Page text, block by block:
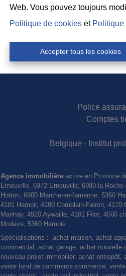
Web. Vous pouvez toujours
Politique de cookies et
Accepter tous les cookies
Police
Comptes
Belgique - Institut
Agence immobilière active en Province
Erneuville, 6972 Erneuville, 6980 la
Hotton, 6900 Marche-en-famenne, 5360
4181 Hamoir, 4180 Comblain-Fairon,
Manhay, 4920 Aywaille, 4181 Filot, 4560
Modave, 5360 Hamois
Spécialisations : achat maison, achat
commercial, achat garage, achat
nouveau projet immobilier, achat
vente fond de commerce commerce,